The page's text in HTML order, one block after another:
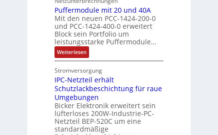
d
a
s
A
u
s
l
a
n
d
g
e
d
e
s
V
D
M
A
l
e
k
t
r
i
s
i
g
e
n
J
a
r
e
s
z
i
e
l
e
i
t
e
r
b
e
i
S
P
N
r
h
l
e
n
4
,
M
i
l
l
i
o
n
A
b
o
u
t
A
u
t
o
m
a
t
i
o
Puffermodule mit 20 und 40A
Mit den neuen PCC-1424-200-0
und PCC-1424-400-0 erweitert
Block sein Portfolio um
leistungsstarke Puffermodule…
Weiterlesen:
P
f
f
e
r
m
o
d
u
l
e
Stromversorgung
IPC-Netzteil erhält
Schutzlackbeschichtung für raue
Umgebungen
Bicker Elektronik erweitert sein
lüfterloses 200W-Industrie-PC-
Netzteil BEP-520C um eine
standardmäßige